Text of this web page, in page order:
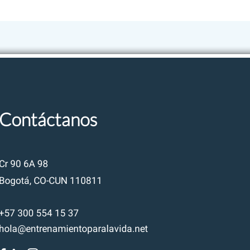
Contáctanos
Cr 90 6A 98
Bogotá, CO-CUN 110811
300 554 15 37
hola@entrenamientoparalavida.net